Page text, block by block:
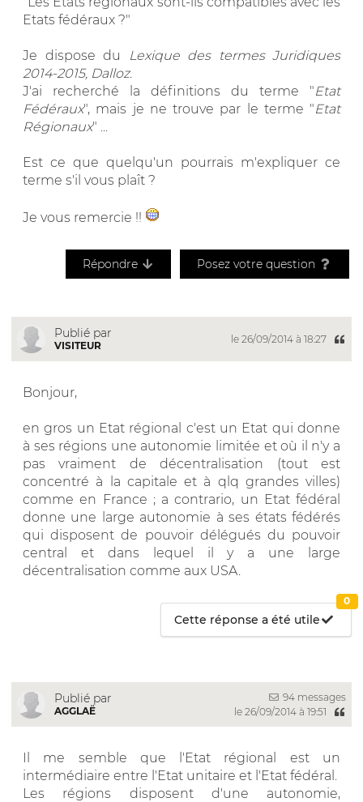
Etats fédéraux ?"
Je dispose du
Lexique des termes Juridiques
2014-2015, Dalloz.
J'ai recherché la définitions du terme "Etat
Fédéraux", mais je ne trouve par le terme "Etat
Régionaux" ...
Est ce que quelqu'un pourrais m'expliquer ce
terme s'il vous plaît ?
Je vous remercie !!
Répondre Posez votre question
Publié par
VISITEUR
le 26/09/2014 à 18:27
Bonjour,
en gros un Etat régional c'est un Etat qui donne
à ses régions une autonomie limitée et où il n'y a
pas vraiment de décentralisation (tout est
concentré à la capitale et à qlq grandes villes)
comme en France ; a contrario, un Etat fédéral
donne une large autonomie à ses états fédérés
qui disposent de pouvoir délégués du pouvoir
central et dans lequel il y a une large
décentralisation comme aux USA.
Cette réponse a été utile
0
Publié par
AGGLAË
94 messages
le 26/09/2014 à 19:51
Il me semble que l'Etat régional est un
intermédiaire entre l'Etat unitaire et l'Etat fédéral.
Les régions disposent d'une autonomie,